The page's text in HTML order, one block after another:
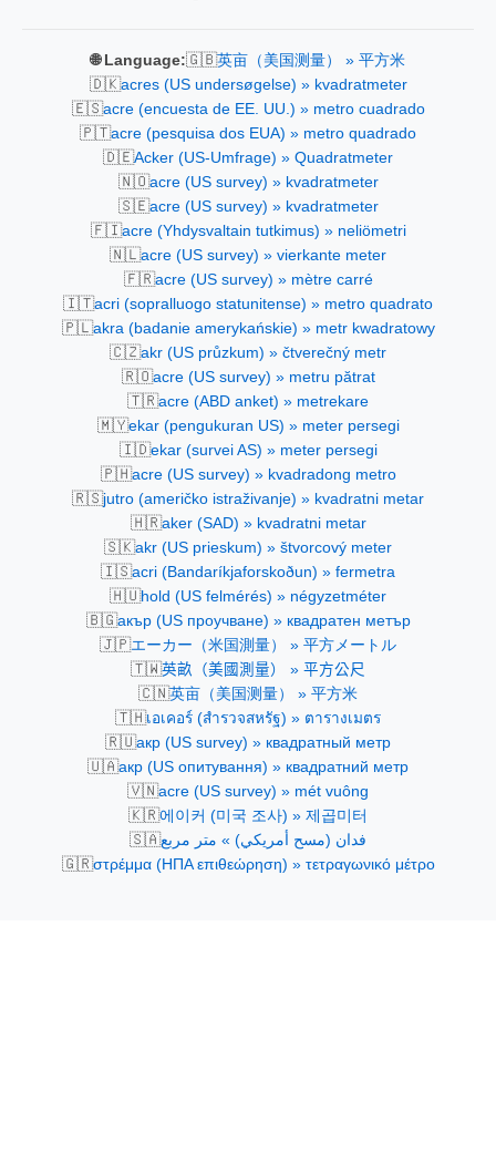
🌐 Language:🇬🇧英亩（美国测量） » 平方米
🇩🇰acres (US undersøgelse) » kvadratmeter
🇪🇸acre (encuesta de EE. UU.) » metro cuadrado
🇵🇹acre (pesquisa dos EUA) » metro quadrado
🇩🇪Acker (US-Umfrage) » Quadratmeter
🇳🇴acre (US survey) » kvadratmeter
🇸🇪acre (US survey) » kvadratmeter
🇫🇮acre (Yhdysvaltain tutkimus) » neliömetri
🇳🇱acre (US survey) » vierkante meter
🇫🇷acre (US survey) » mètre carré
🇮🇹acri (sopralluogo statunitense) » metro quadrato
🇵🇱akra (badanie amerykańskie) » metr kwadratowy
🇨🇿akr (US průzkum) » čtverečný metr
🇷🇴acre (US survey) » metru pătrat
🇹🇷acre (ABD anket) » metrekare
🇲🇾ekar (pengukuran US) » meter persegi
🇮🇩ekar (survei AS) » meter persegi
🇵🇭acre (US survey) » kvadradong metro
🇷🇸jutro (američko istraživanje) » kvadratni metar
🇭🇷aker (SAD) » kvadratni metar
🇸🇰akr (US prieskum) » štvorcový meter
🇮🇸acri (Bandaríkjaforskoðun) » fermetra
🇭🇺hold (US felmérés) » négyzetméter
🇧🇬акър (US проучване) » квадратен метър
🇯🇵エーカー（米国測量） » 平方メートル
🇹🇼英畝（美國測量） » 平方公尺
🇨🇳英亩（美国测量） » 平方米
🇹🇭เอเคอร์ (สำรวจสหรัฐ) » ตารางเมตร
🇷🇺акр (US survey) » квадратный метр
🇺🇦акр (US опитування) » квадратний метр
🇻🇳acre (US survey) » mét vuông
🇰🇷에이커 (미국 조사) » 제곱미터
🇸🇦فدان (مسح أمريكي) » متر مربع
🇬🇷στρέμμα (ΗΠΑ επιθεώρηση) » τετραγωνικό μέτρο